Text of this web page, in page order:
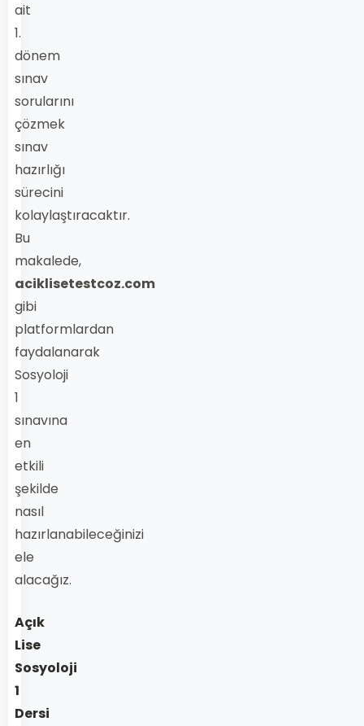
ait
1.
dönem
sınav
sorularını
çözmek
sınav
hazırlığı
sürecini
kolaylaştıracaktır.
Bu
makalede,
aciklisetestcoz.com
gibi
platformlardan
faydalanarak
Sosyoloji
1
sınavına
en
etkili
şekilde
nasıl
hazırlanabileceğinizi
ele
alacağız.
Açık
Lise
Sosyoloji
1
Dersi